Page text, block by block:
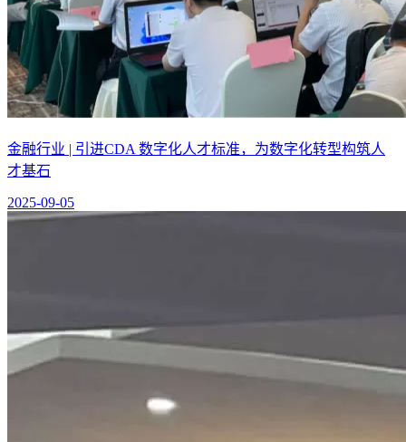
金融行业 | 引进CDA 数字化人才标准，为数字化转型构筑人
才基石
2025-09-05